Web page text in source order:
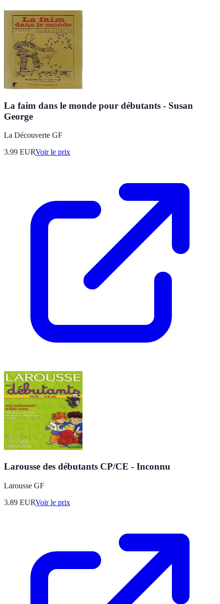
La faim dans le monde pour débutants - Susan
George
La Découverte GF
3.99 EURVoir le prix
Larousse des débutants CP/CE - Inconnu
Larousse GF
3.89 EURVoir le prix